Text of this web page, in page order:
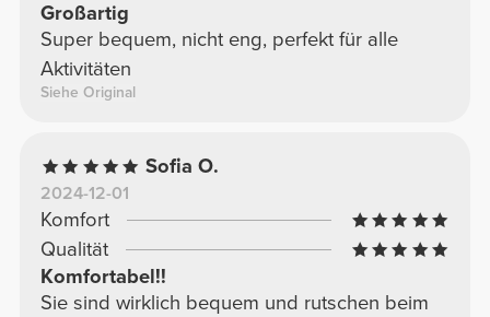
Großartig
Super bequem, nicht eng, perfekt für alle
Aktivitäten
Siehe Original
Sofia O.
2024-12-01
Komfort
Qualität
Komfortabel!!
Sie sind wirklich bequem und rutschen beim